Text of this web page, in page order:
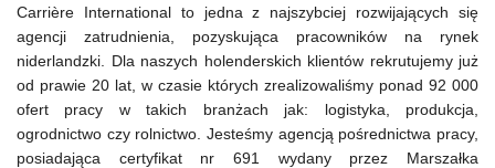
Carrière International to jedna z najszybciej rozwijających się
agencji zatrudnienia, pozyskująca pracowników na rynek
niderlandzki. Dla naszych holenderskich klientów rekrutujemy już
od prawie 20 lat, w czasie których zrealizowaliśmy ponad 92 000
ofert pracy w takich branżach jak: logistyka, produkcja,
ogrodnictwo czy rolnictwo. Jesteśmy agencją pośrednictwa pracy,
posiadająca certyfikat nr 691 wydany przez Marszałka